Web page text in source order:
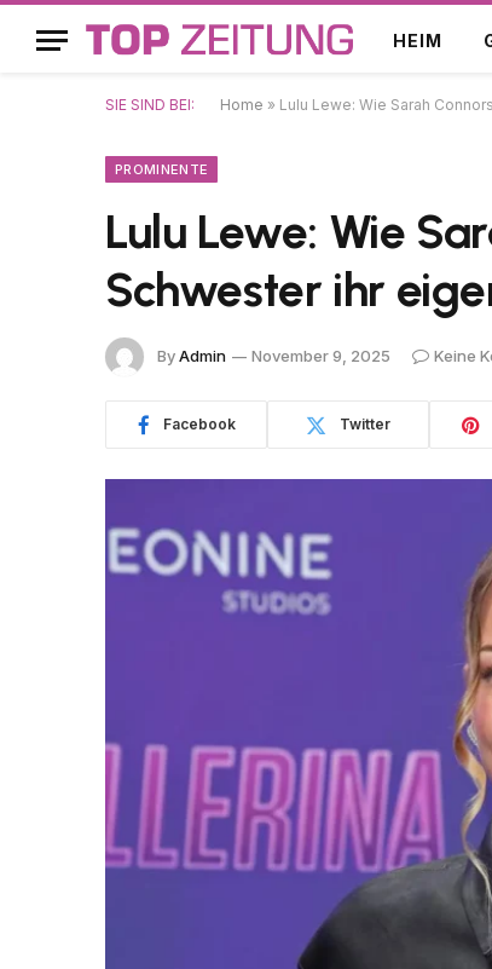
HEIM
SIE SIND BEI: Home » Lulu Lewe: Wie Sarah
PROMINENTE
Lulu Lewe: Wie
Schwester ihr
ByAdmin November 9, 2025 Keine
Facebook Twitter